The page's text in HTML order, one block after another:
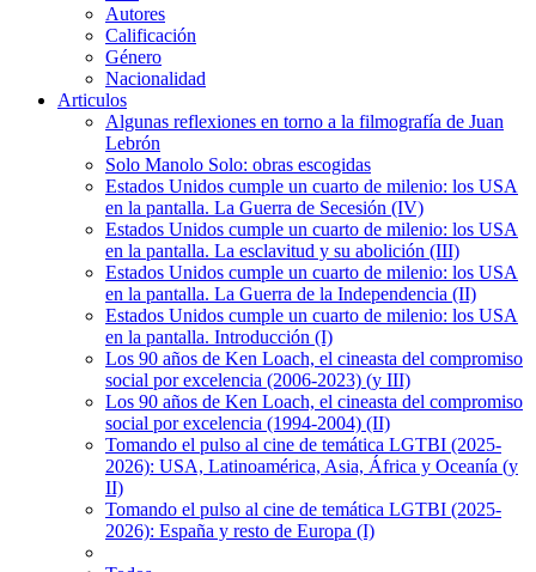
Autores
Calificación
Género
Nacionalidad
Articulos
Algunas reflexiones en torno a la filmografía de Juan
Lebrón
Solo Manolo Solo: obras escogidas
Estados Unidos cumple un cuarto de milenio: los USA
en la pantalla. La Guerra de Secesión (IV)
Estados Unidos cumple un cuarto de milenio: los USA
en la pantalla. La esclavitud y su abolición (III)
Estados Unidos cumple un cuarto de milenio: los USA
en la pantalla. La Guerra de la Independencia (II)
Estados Unidos cumple un cuarto de milenio: los USA
en la pantalla. Introducción (I)
Los 90 años de Ken Loach, el cineasta del compromiso
social por excelencia (2006-2023) (y III)
Los 90 años de Ken Loach, el cineasta del compromiso
social por excelencia (1994-2004) (II)
Tomando el pulso al cine de temática LGTBI (2025-
2026): USA, Latinoamérica, Asia, África y Oceanía (y
II)
Tomando el pulso al cine de temática LGTBI (2025-
2026): España y resto de Europa (I)